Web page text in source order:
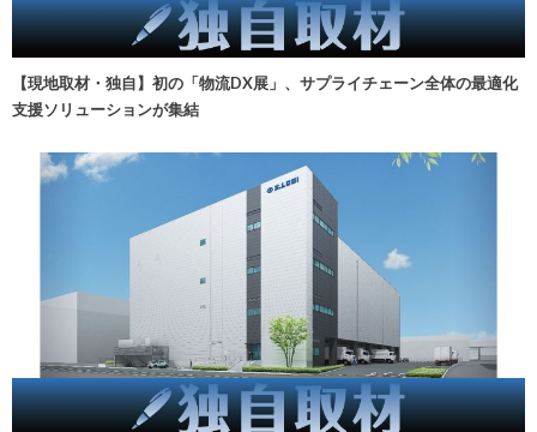
【現地取材・独自】初の「物流DX展」、サプライチェーン全体の最適化
支援ソリューションが集結